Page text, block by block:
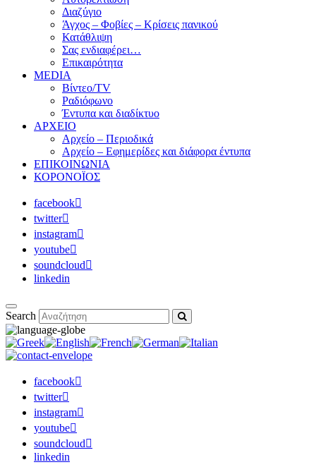
Διαζύγιο
Άγχος – Φοβίες – Κρίσεις πανικού
Κατάθλιψη
Σας ενδιαφέρει…
Επικαιρότητα
MEDIA
Βίντεο/TV
Ραδιόφωνο
Έντυπα και διαδίκτυο
ΑΡΧΕΙΟ
Αρχείο – Περιοδικά
Αρχείο – Εφημερίδες και διάφορα έντυπα
ΕΠΙΚΟΙΝΩΝΙΑ
ΚΟΡΟΝΟΪΟΣ
facebook
twitter
instagram
youtube
soundcloud
linkedin
Search
facebook
twitter
instagram
youtube
soundcloud
linkedin